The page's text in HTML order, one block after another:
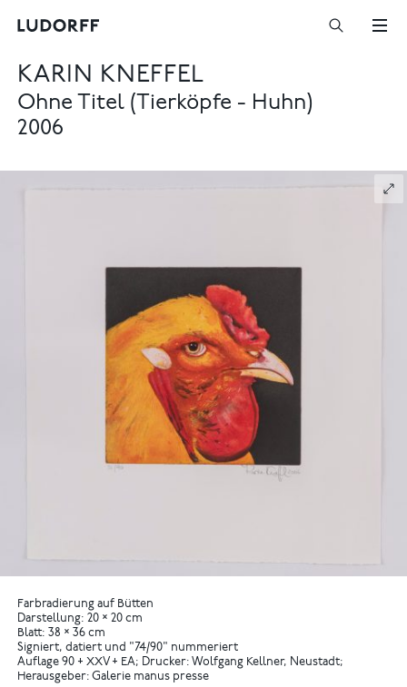
KARIN KNEFFEL
Ohne Titel (Tierköpfe - Huhn)
2006
Farbradierung auf Bütten
Darstellung: 20 × 20 cm
Blatt: 38 × 36 cm
Signiert, datiert und "74/90" nummeriert
Auflage 90 + XXV + EA; Drucker: Wolfgang Kellner, Neustadt;
Herausgeber: Galerie manus presse